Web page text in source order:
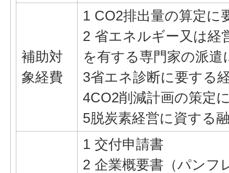
補助対
象経費
1 CO2排出量の算定に
2 省エネルギー又は経
を有する専門家の派遣
3省エネ診断に要する
4CO2削減計画の策定
5脱炭素経営に資する
1 交付申請書
2 企業概要書（パンフ